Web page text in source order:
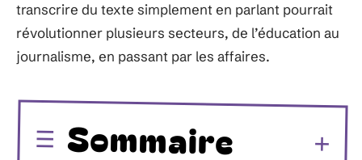
transcrire du texte simplement en parlant pourrait
révolutionner plusieurs secteurs, de l’éducation au
journalisme, en passant par les affaires.
Sommaire